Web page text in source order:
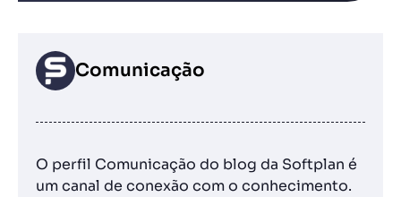
Comunicação
O perfil Comunicação do blog da Softplan é
um canal de conexão com o conhecimento.